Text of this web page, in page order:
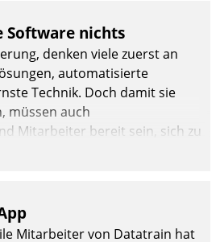
Software nichts
denken viele zuerst an
automatisierte
Technik. Doch damit sie
müssen auch
Mitarbeiter bereit sein, sich zu
sonst werden sie an ihr
Mitarbeiter von Datatrain hat